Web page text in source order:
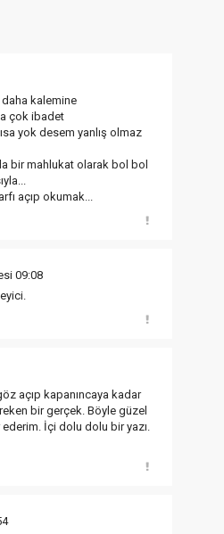
daha kalemine
çok ibadet
yok desem yanlış olmaz
bir mahlukat olarak bol bol
açıp okumak...
09:08
açıp kapanıncaya kadar
bir gerçek. Böyle güzel
İçi dolu dolu bir yazı.